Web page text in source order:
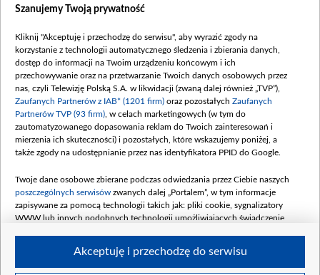
Dostępność
Procedura zgłoszeń wewnętrznych
Szanujemy Twoją prywatność
Kliknij "Akceptuję i przechodzę do serwisu", aby wyrazić zgody na
korzystanie z technologii automatycznego śledzenia i zbierania danych,
dostęp do informacji na Twoim urządzeniu końcowym i ich
przechowywanie oraz na przetwarzanie Twoich danych osobowych przez
nas, czyli Telewizję Polską S.A. w likwidacji (zwaną dalej również „TVP”),
Zaufanych Partnerów z IAB* (1201 firm) oraz pozostałych Zaufanych
Partnerów TVP (93 firm) , w celach marketingowych (w tym do
zautomatyzowanego dopasowania reklam do Twoich zainteresowań i
mierzenia ich skuteczności) i pozostałych, które wskazujemy poniżej, a
także zgody na udostępnianie przez nas identyfikatora PPID do Google.
Twoje dane osobowe zbierane podczas odwiedzania przez Ciebie naszych
poszczególnych serwisów zwanych dalej „Portalem”, w tym informacje
zapisywane za pomocą technologii takich jak: pliki cookie, sygnalizatory
WWW lub innych podobnych technologii umożliwiających świadczenie
Akceptuję i przechodzę do serwisu